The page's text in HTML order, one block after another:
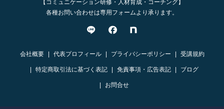
【コミュニケーション研修・人材育成・コーチング】
各種お問い合わせは専用フォームより承ります。
会社概要 代表プロフィール プライバシーポリシー 受講規約
特定商取引法に基づく表記 免責事項・広告表記 ブログ
お問合せ